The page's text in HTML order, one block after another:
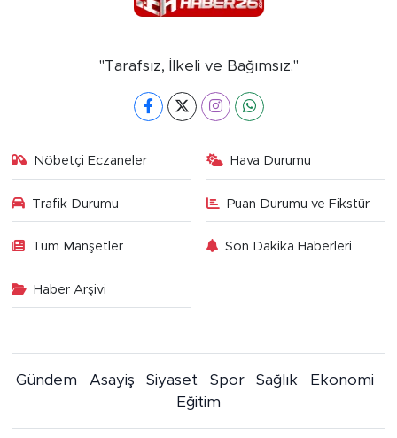
"Tarafsız, İlkeli ve Bağımsız."
Nöbetçi Eczaneler Hava Durumu
Trafik Durumu Puan Durumu ve Fikstür
Tüm Manşetler Son Dakika Haberleri
Haber Arşivi
Gündem Asayiş Siyaset Spor Sağlık
Ekonomi
Eğitim